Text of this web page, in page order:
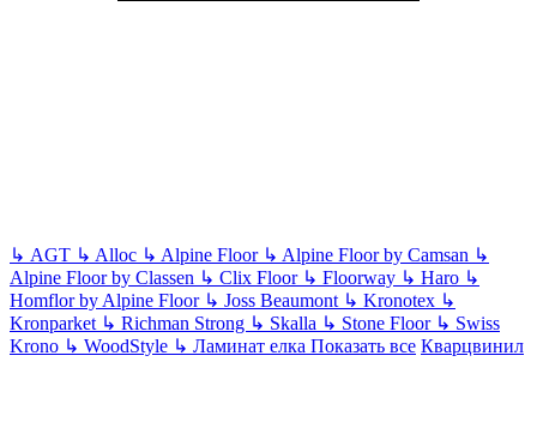
↳ AGT ↳ Alloc ↳ Alpine Floor ↳ Alpine Floor by Camsan ↳
Alpine Floor by Classen ↳ Clix Floor ↳ Floorway ↳ Haro ↳
Homflor by Alpine Floor ↳ Joss Beaumont ↳ Kronotex ↳
Kronparket ↳ Richman Strong ↳ Skalla ↳ Stone Floor ↳ Swiss
Krono ↳ WoodStyle ↳ Ламинат елка Показать все Кварцвинил